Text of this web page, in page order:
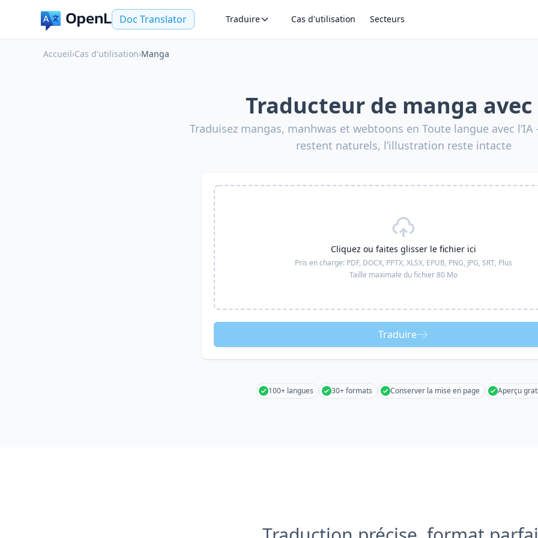
Doc Translator Traduire Cas d'utilisation Secteurs
Accueil›Cas d'utilisation›Manga
Traducteur de manga
Traduisez mangas, manhwas et webtoons en Toute langue avec
restent naturels, l’illustration reste intacte
Cliquez ou faites glisser le fichier ici
Pris en charge: PDF, DOCX, PPTX, XLSX, EPUB, PNG, JPG, SRT, Plus
Taille maximale du fichier 80 Mo
Traduire
100+ langues 30+ formats Conserver la mise en page Aperçu